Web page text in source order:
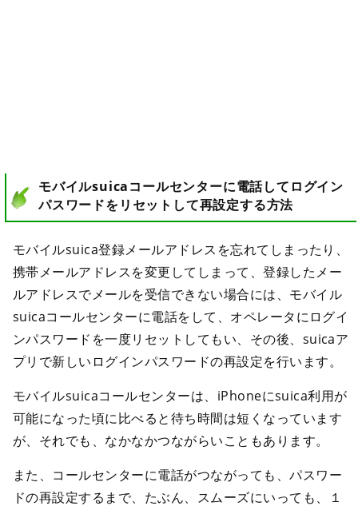
モバイルsuicaコールセンターに電話してログイン
パスワードをリセットして再設定する方法
モバイルsuica登録メールアドレスを忘れてしまったり、
携帯メールアドレスを変更してしまって、登録したメー
ルアドレスでメールを受信できない場合には、モバイル
suicaコールセンターに電話をして、オペレータにログイ
ンパスワードを一度リセットしてもい、その後、suicaア
プリで新しいログインパスワードの再設定を行います。
モバイルsuicaコールセンターは、iPhoneにsuica利用が
可能になった頃に比べると待ち時間は短くなっています
が、それでも、なかなかつながらいこともあります。
また、コールセンターに電話がつながっても、パスワー
ドの再設定するまで、たぶん、スムーズにいっても、１